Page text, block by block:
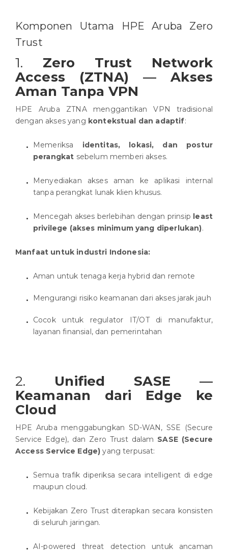
Komponen Utama HPE Aruba Zero
Trust
1. Zero Trust Network
Access (ZTNA) — Akses
Aman Tanpa VPN
HPE Aruba ZTNA menggantikan VPN tradisional
dengan akses yang kontekstual dan adaptif:
Memeriksa identitas, lokasi, dan postur
perangkat sebelum memberi akses.
Menyediakan akses aman ke aplikasi internal
tanpa perangkat lunak klien khusus.
Mencegah akses berlebihan dengan prinsip least
privilege (akses minimum yang diperlukan).
Manfaat untuk industri Indonesia:
Aman untuk tenaga kerja hybrid dan remote
Mengurangi risiko keamanan dari akses jarak jauh
Cocok untuk regulator IT/OT di manufaktur,
layanan finansial, dan pemerintahan
2. Unified SASE —
Keamanan dari Edge ke
Cloud
HPE Aruba menggabungkan SD-WAN, SSE (Secure
Service Edge), dan Zero Trust dalam SASE (Secure
Access Service Edge) yang terpusat:
Semua trafik diperiksa secara intelligent di edge
maupun cloud.
Kebijakan Zero Trust diterapkan secara konsisten
di seluruh jaringan.
AI-powered threat detection untuk ancaman